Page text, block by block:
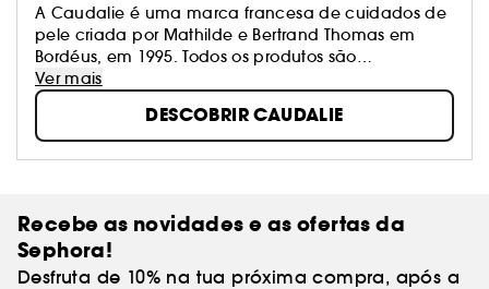
A Caudalie é uma marca francesa de cuidados de
pele criada por Mathilde e Bertrand Thomas em
Bordéus, em 1995. Todos os produtos são
desenvolvidos com ingredientes naturais
provenientes da videira e das uvas. A missão da
Caudalie? Tornar-se a marca mais eficaz, limpa e
natural, e a marca de beleza mais ecológica.
Ver mais
DESCOBRIR CAUDALIE
Recebe as novidades e as ofertas da
Sephora!
Desfruta de 10% na tua próxima compra, após a